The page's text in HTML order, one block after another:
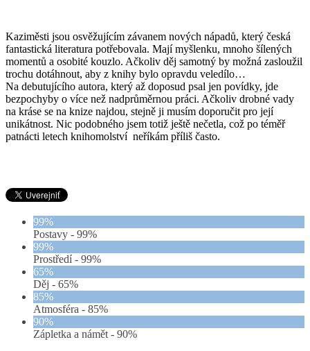
Kaziměsti jsou osvěžujícím závanem nových nápadů, který česká
fantastická literatura potřebovala. Mají myšlenku, mnoho šílených
momentů a osobité kouzlo. Ačkoliv děj samotný by možná zasloužil
trochu dotáhnout, aby z knihy bylo opravdu veledílo…
Na debutujícího autora, který až doposud psal jen povídky, jde
bezpochyby o více než nadprůměrnou práci. Ačkoliv drobné vady
na kráse se na knize najdou, stejně ji musím doporučit pro její
unikátnost. Nic podobného jsem totiž ještě nečetla, což po téměř
patnácti letech knihomolství neříkám příliš často.
99%
Postavy - 99%
99%
Prostředí - 99%
65%
Děj - 65%
85%
Atmosféra - 85%
90%
Zápletka a námět - 90%